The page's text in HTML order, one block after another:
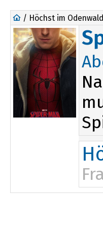
/ Höchst im Odenwald